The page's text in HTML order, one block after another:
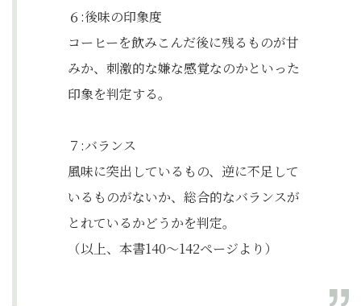
６:後味の印象度
コーヒーを飲みこんだ後に残るものが甘
みか、刺激的な嫌な感覚なのかといった
印象を判定する。
７:バランス
風味に突出しているもの、逆に不足して
いるものがないか、総合的なバランスが
とれているかどうかを判定。
（以上、本書140〜142ページより）